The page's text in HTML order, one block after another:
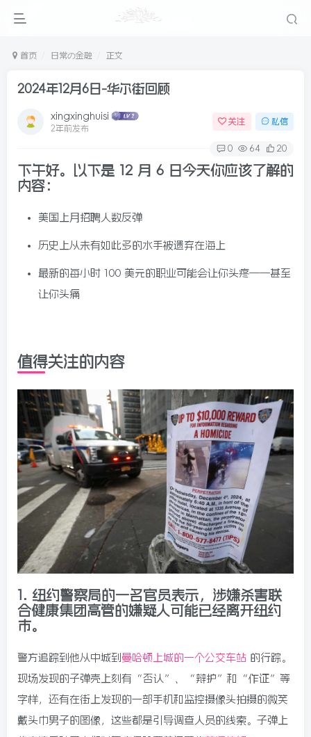
首页 日常の金融 正文
2024年12月6日-华尔街回顾
xingxinghuisi
2年前发布
关注 私信
0 64 20
下午好。以下是 12 月 6 日今天你应该了解的
内容 ：
美国上月招聘人数反弹
历史上从未有如此多的水手被遗弃在海上
最新的每小时 100 美元的职业可能会让你头疼——甚至
让你头痛
值得关注的内容
1. 纽约警察局的一名官员表示，涉嫌杀害联
合健康集团高管的嫌疑人可能已经离开纽约
市。
警方追踪到他从中城到 曼哈顿上城的一个公交车站 的行踪。
现场发现的子弹壳上刻有“否认”、“辩护”和“作证”等
字样，还有在街上发现的一部手机和监控摄像头拍摄的微笑
戴头巾男子的图像，这些都是引导调查人员的线索。子弹上